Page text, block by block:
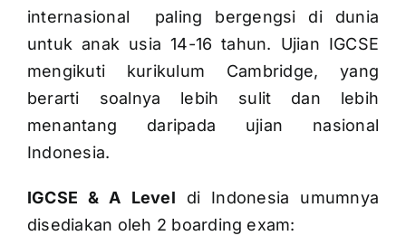
internasional paling bergengsi di dunia
untuk anak usia 14-16 tahun. Ujian IGCSE
mengikuti kurikulum Cambridge, yang
berarti soalnya lebih sulit dan lebih
menantang daripada ujian nasional
Indonesia.
IGCSE & A Level di Indonesia umumnya
disediakan oleh 2 boarding exam: